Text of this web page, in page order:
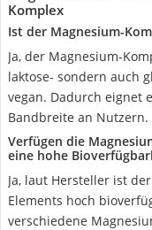
Komplex
Ist der Magnesium-
Ja, der Magnesium-
laktose- sondern auch
vegan. Dadurch eignet
Bandbreite an Nutzern.
Verfügen die
eine hohe
Ja, laut Hersteller ist
Elements hoch
verschiedene